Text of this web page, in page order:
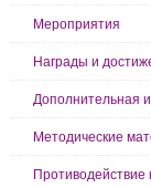
Мероприятия
Награды и
Дополнительная
Методические
Противодействие